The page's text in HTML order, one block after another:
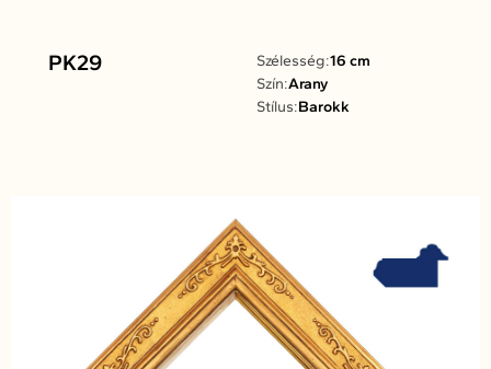
PK29 Szélesség:16 cm
Szín:Arany
Stílus:Barokk